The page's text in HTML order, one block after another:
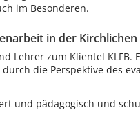
im Besonderen.
in der
Lehrer zum Klientel KLFB.
die Perspektive des
und pädagogisch und